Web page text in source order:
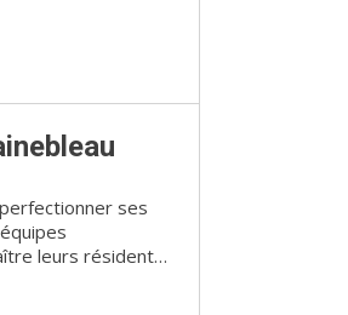
ses
leurs résidents
se sentent à